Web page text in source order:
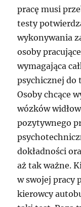
pracę musi
testy
wykonywania
osoby
wymagająca
psychicznej do
Osoby chcące
wózków
pozytywnego
dokładności
aż tak ważne.
w swojej pracy
kierowcy